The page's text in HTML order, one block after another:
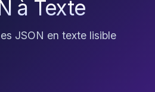
à Texte
JSON en texte lisible